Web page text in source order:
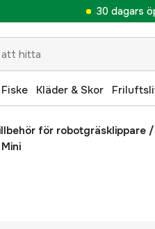
30 dagars
Fiske Kläder & Skor
för robotgräsklippare /